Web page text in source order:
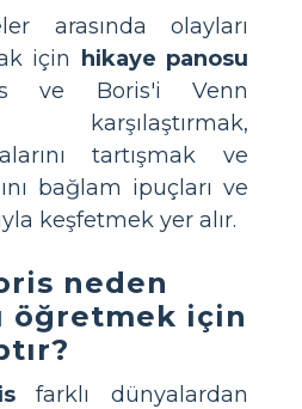
arasında olayları
için
hikaye panosu
ve Boris'i Venn
karşılaştırmak,
tartışmak ve
bağlam ipuçları ve
keşfetmek yer alır.
neden
öğretmek için
farklı dünyalardan